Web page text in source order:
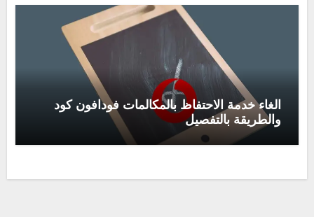
الغاء خدمة الاحتفاظ بالمكالمات فودافون كود
والطريقة بالتفصيل